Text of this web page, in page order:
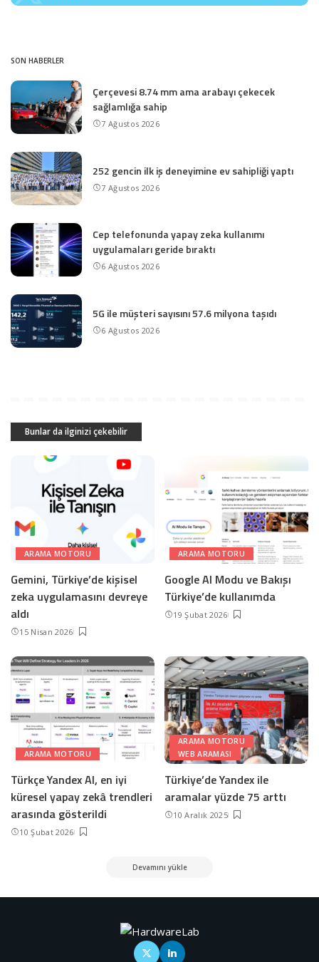
SON HABERLER
Çerçevesi 8.74 mm ama arabayı çekecek
sağlamlığa sahip
7 Ağustos 2026
252 gencin ilk iş deneyimine ev sahipliği yaptı
7 Ağustos 2026
Cep telefonunda yapay zeka kullanımı
uygulamaları geride bıraktı
6 Ağustos 2026
5G ile müşteri sayısını 57.6 milyona taşıdı
6 Ağustos 2026
Bunlar da ilginizi çekebilir
ARAMA MOTORU
Gemini, Türkiye’de kişisel
zeka uygulamasını devreye
aldı
15 Nisan 2026
ARAMA MOTORU
Google AI Modu ve Bakışı
Türkiye’de kullanımda
19 Şubat 2026
ARAMA MOTORU
Türkçe Yandex AI, en iyi
küresel yapay zekâ trendleri
arasında gösterildi
10 Şubat 2026
ARAMA MOTORU
WEB ARAMASI
Türkiye’de Yandex ile
aramalar yüzde 75 arttı
10 Aralık 2025
Devamını yükle